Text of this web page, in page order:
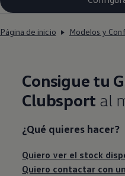
Página de inicio Modelos y
Consigue tu
Clubsport al
¿Qué quieres hacer?
Quiero ver el stock
Quiero contactar con